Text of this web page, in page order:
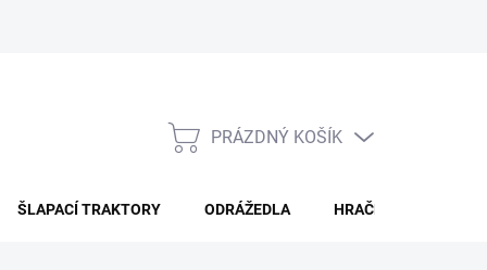
NÁKUPNÍ
PRÁZDNÝ KOŠÍK
ŠLAPACÍ TRAKTORY ODRÁŽEDLA HRAČKY PRO DĚTI